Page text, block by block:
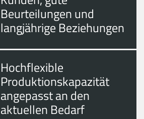
Beurteilungen und
langjährige Beziehungen
Hochflexible
Produktionskapazität
angepasst an den
aktuellen Bedarf